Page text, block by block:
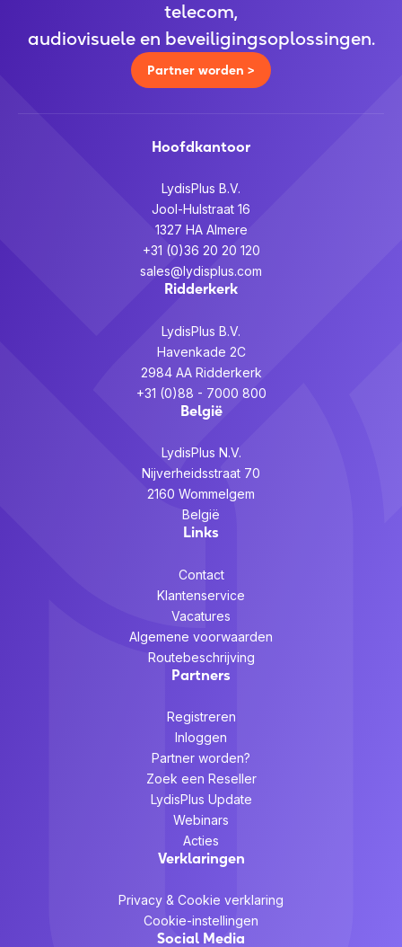
telecom,
audiovisuele en beveiligingsoplossingen.
Partner worden >
Hoofdkantoor
LydisPlus B.V.
Jool-Hulstraat 16
1327 HA Almere
+31 (0)36 20 20 120
sales@lydisplus.com
Ridderkerk
LydisPlus B.V.
Havenkade 2C
2984 AA Ridderkerk
+31 (0)88 - 7000 800
België
LydisPlus N.V.
Nijverheidsstraat 70
2160 Wommelgem
België
Links
Contact
Klantenservice
Vacatures
Algemene voorwaarden
Routebeschrijving
Partners
Registreren
Inloggen
Partner worden?
Zoek een Reseller
LydisPlus Update
Webinars
Acties
Verklaringen
Privacy & Cookie verklaring
Cookie-instellingen
Social Media